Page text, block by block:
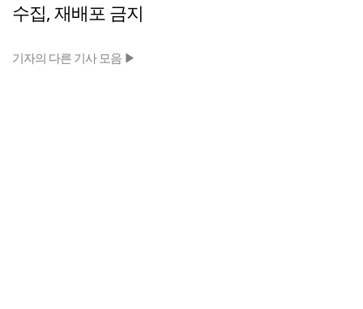
수집, 재배포 금지
기자의 다른 기사 모음 ▶